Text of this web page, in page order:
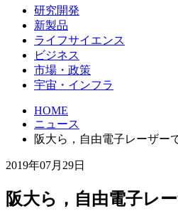
研究開発
新製品
ライフサイエンス
ビジネス
市場・政策
宇宙・インフラ
HOME
ニュース
阪大ら，自由電子レーザー
2019年07月29日
阪大ら，自由電子レ